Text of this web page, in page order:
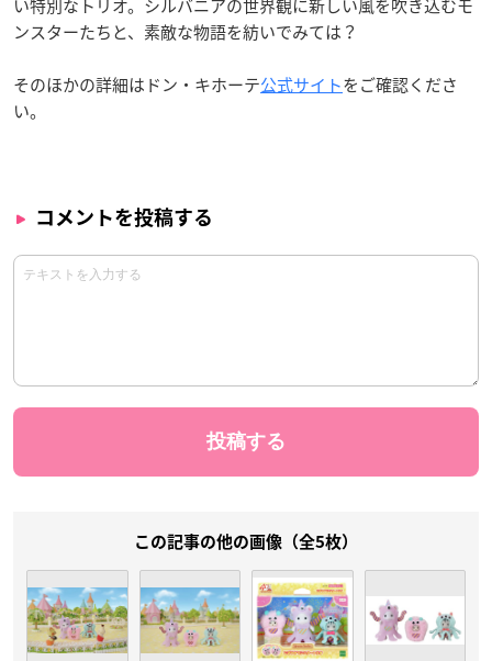
い特別なトリオ。シルバニアの世界観に新しい風を吹き込むモ
ンスターたちと、素敵な物語を紡いでみては？
そのほかの詳細はドン・キホーテ公式サイトをご確認くださ
い。
コメントを投稿する
この記事の他の画像（全5枚）